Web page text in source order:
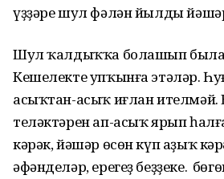
үҙҙәре шул фәлән йылды
Шул ҡалдыҡҡа болашып
Кешелекте упҡынға этәләр.
асыҡтан-асыҡ иғлан ителмәй.
теләктәрен ап-асыҡ ярып
кәрәк, йәшәр өсөн күп аҙыҡ
әфәнделәр, ерегеҙ беҙҙеке. Ә